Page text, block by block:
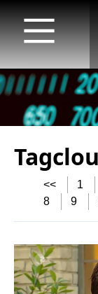
<< 1
8
9
Startseite
TV
Radio
print &